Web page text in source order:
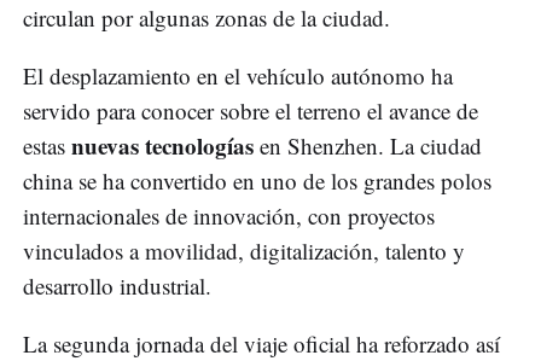
circulan por algunas zonas de la ciudad.
El desplazamiento en el vehículo autónomo ha
servido para conocer sobre el terreno el avance de
estas nuevas tecnologías en Shenzhen. La ciudad
china se ha convertido en uno de los grandes polos
internacionales de innovación, con proyectos
vinculados a movilidad, digitalización, talento y
desarrollo industrial.
La segunda jornada del viaje oficial ha reforzado así